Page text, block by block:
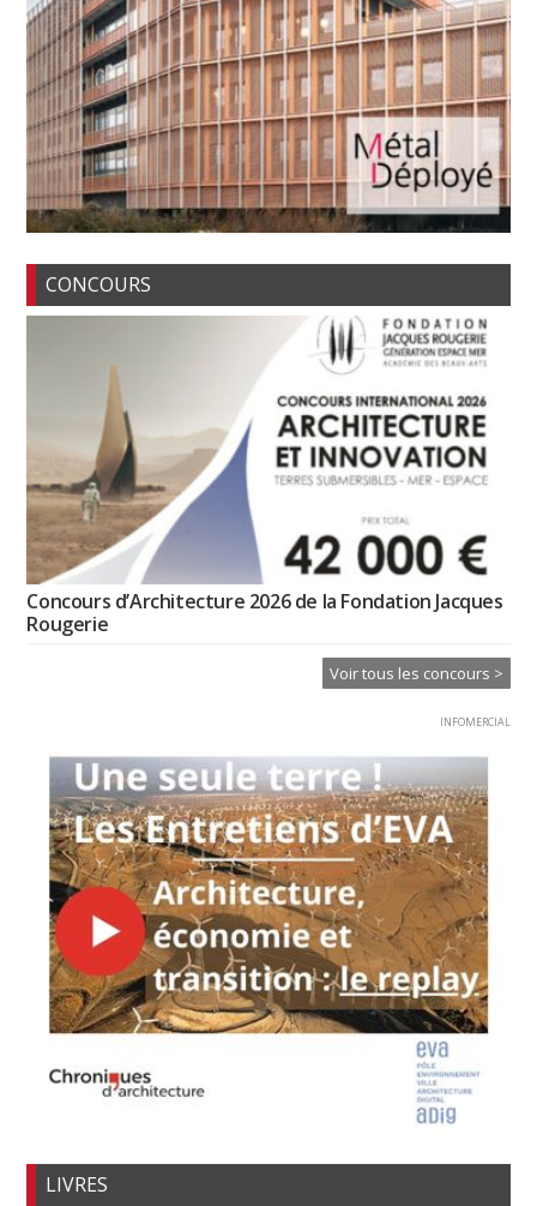
CONCOURS
Concours d’Architecture 2026 de la Fondation Jacques
Rougerie
Voir tous les concours >
INFOMERCIAL
LIVRES